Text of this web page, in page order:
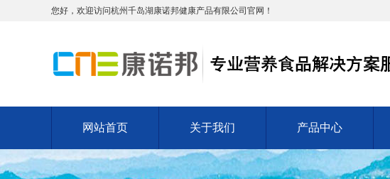
您好，欢迎访问杭州千岛湖康诺邦健康产品有限公司官网！
网站首页 关于我们 产品中心